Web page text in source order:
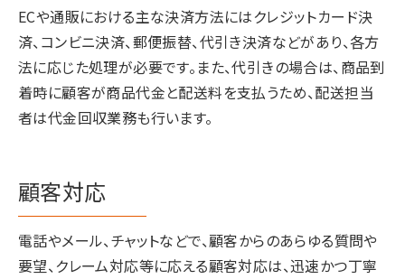
ECや通販における主な決済方法にはクレジットカード決
済、コンビニ決済、郵便振替、代引き決済などがあり、各方
法に応じた処理が必要です。また、代引きの場合は、商品到
着時に顧客が商品代金と配送料を支払うため、配送担当
者は代金回収業務も行います。
顧客対応
電話やメール、チャットなどで、顧客からのあらゆる質問や
要望、クレーム対応等に応える顧客対応は、迅速かつ丁寧